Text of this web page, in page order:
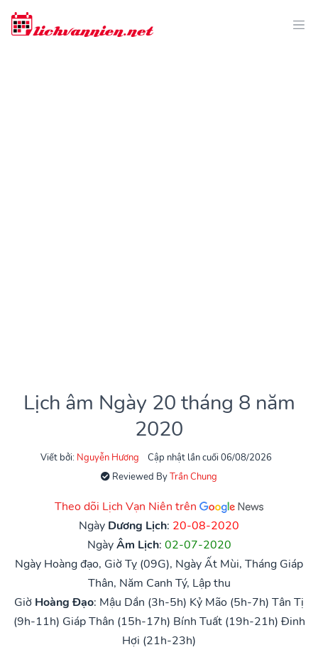
Lịch âm Ngày 20 tháng 8 năm
2020
Viết bởi: Nguyễn Hương
Cập nhật lần cuối 06/08/2026
Reviewed ByTrần Chung
Theo dõi Lịch Vạn Niên trên
Ngày Dương Lịch: 20-08-2020
NgàyÂm Lịch: 02-07-2020
Ngày Hoàng đạo, Giờ Tỵ (09G), Ngày Ất Mùi, Tháng Giáp
Thân, Năm Canh Tý, Lập thu
Giờ Hoàng Đạo: Mậu Dần (3h-5h) Kỷ Mão (5h-7h) Tân Tị
(9h-11h) Giáp Thân (15h-17h) Bính Tuất (19h-21h) Đinh
Hợi (21h-23h)